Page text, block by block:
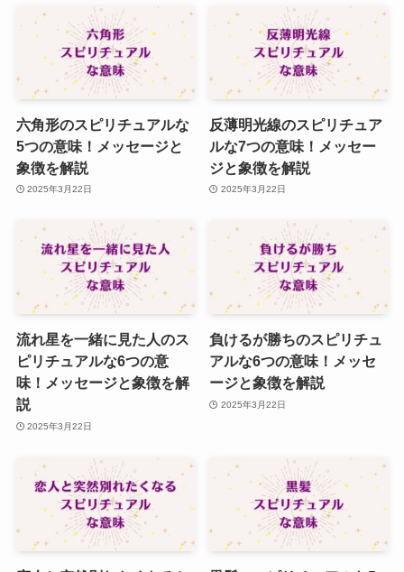
六角形のスピリチュアルな
5つの意味！メッセージと
象徴を解説
2025年3月22日
反薄明光線のスピリチュア
ルな7つの意味！メッセー
ジと象徴を解説
2025年3月22日
流れ星を一緒に見た人のス
ピリチュアルな6つの意
味！メッセージと象徴を解
説
2025年3月22日
負けるが勝ちのスピリチュ
アルな6つの意味！メッセ
ージと象徴を解説
2025年3月22日